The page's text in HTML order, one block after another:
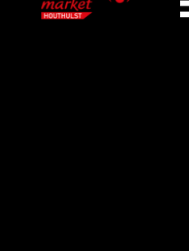
inwoners van Houthulst